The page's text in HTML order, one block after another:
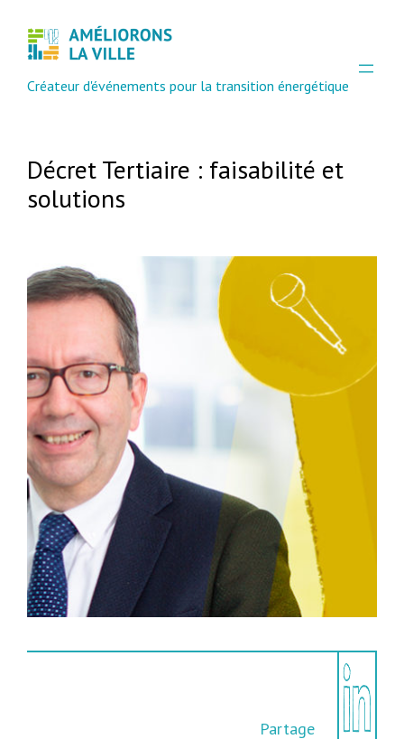
Créateur d'événements pour la transition énergétique
Décret Tertiaire : faisabilité et
solutions
Partage